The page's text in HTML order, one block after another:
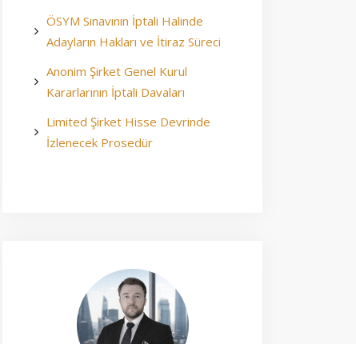
ÖSYM Sınavının İptali Halinde
Adayların Hakları ve İtiraz Süreci
Anonim Şirket Genel Kurul
Kararlarının İptali Davaları
Limited Şirket Hisse Devrinde
İzlenecek Prosedür